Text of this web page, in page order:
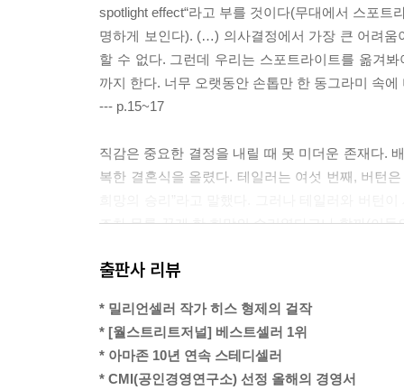
spotlight effect“라고 부를 것이다(무대에서 스포
명하게 보인다). (…) 의사결정에서 가장 큰 어려
할 수 없다. 그런데 우리는 스포트라이트를 옮겨
까지 한다. 너무 오랫동안 손톱만 한 동그라미 속
--- p.15~17
직감은 중요한 결정을 내릴 때 못 미더운 존재다.
복한 결혼식을 올렸다. 테일러는 여섯 번째, 버턴
조차 무릎 꿇게 한 희망의 승리였다고나 할까(이
못했다고 했다.
러발로와 시보니는 (매출, 수익, 점유율을 높이는
분석보다 6배 더 결정적인 역할을 한다”라는 사
출판사 리뷰
* 밀리언셀러 작가 히스 형제의 걸작
* [월스트리트저널] 베스트셀러 1위
* 아마존 10년 연속 스테디셀러
* CMI(공인경영연구소) 선정 올해의 경영서